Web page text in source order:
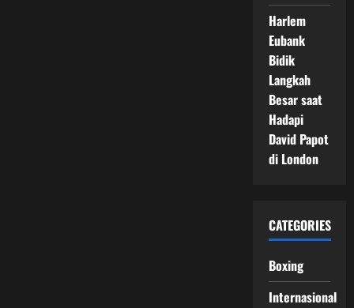
Harlem
Eubank
Bidik
Langkah
Besar saat
Hadapi
David Papot
di London
CATEGORIES
Boxing
Internasional